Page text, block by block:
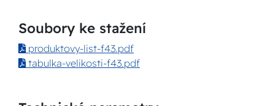
Soubory ke stažení
produktovy-list-f43.pdf
tabulka-velikosti-f43.pdf